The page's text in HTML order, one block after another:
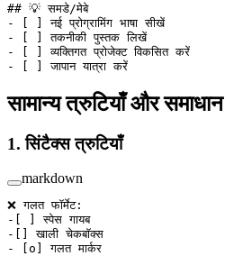
## 💡 समडे/मेबे
-
[ ] नई प्रोग्रामिंग भाषा सीखें
-
[ ] तकनीकी पुस्तक लिखें
-
[ ] व्यक्तिगत प्रोजेक्ट विकसित करें
-
[ ] जापान यात्रा करें
सामान्य त्रुटियाँ और समाधान
1. सिंटैक्स त्रुटियाँ
markdown
❌ गलत फॉर्मेट:
-[ ] स्पेस गायब
-[] खाली चेकबॉक्स
-
o ] गलत मार्कर